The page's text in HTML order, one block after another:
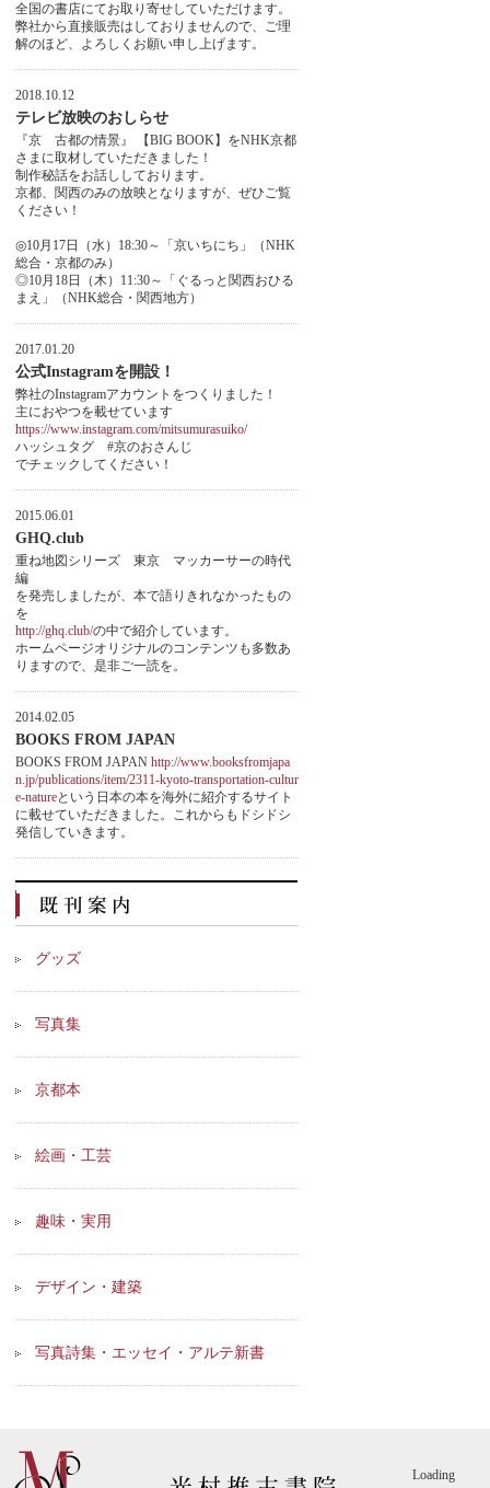
全国の書店にてお取り寄せしていただけます。
弊社から直接販売はしておりませんので、ご理
解のほど、よろしくお願い申し上げます。
2018.10.12
テレビ放映のおしらせ
『京 古都の情景』 【BIG BOOK】をNHK京都
さまに取材していただきました！
制作秘話をお話ししております。
京都、関西のみの放映となりますが、ぜひご覧
ください！
◎10月17日（水）18:30～「京いちにち」（NHK
総合・京都のみ）
◎10月18日（木）11:30～「ぐるっと関西おひる
まえ」（NHK総合・関西地方）
2017.01.20
公式Instagramを開設！
弊社のInstagramアカウントをつくりました！
主におやつを載せています
https://www.instagram.com/mitsumurasuiko/
ハッシュタグ #京のおさんじ
でチェックしてください！
2015.06.01
GHQ.club
重ね地図シリーズ 東京 マッカーサーの時代
編
を発売しましたが、本で語りきれなかったもの
を
http://ghq.club/の中で紹介しています。
ホームページオリジナルのコンテンツも多数あ
りますので、是非ご一読を。
2014.02.05
BOOKS FROM JAPAN
BOOKS FROM JAPAN http://www.booksfromjapa
n.jp/publications/item/2311-kyoto-transportation-cultur
e-natureという日本の本を海外に紹介するサイト
に載せていただきました。これからもドシドシ
発信していきます。
グッズ
写真集
京都本
絵画・工芸
趣味・実用
デザイン・建築
写真詩集・エッセイ・アルテ新書
Loading